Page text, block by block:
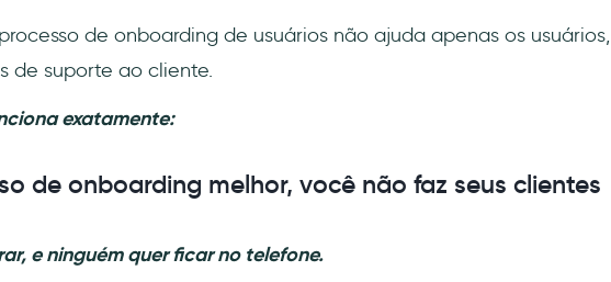
de onboarding de usuários não ajuda apenas os usuários,
de suporte ao cliente.
exatamente:
de onboarding melhor, você não faz seus clientes
e ninguém quer ficar no telefone.